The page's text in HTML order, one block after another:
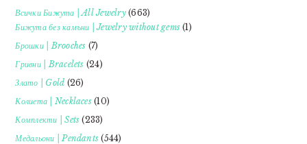
Всички Бижута | All Jewelry(663)
Бижута без камъни | Jewelry without gems (1)
Брошки | Brooches (7)
Гривни | Bracelets (24)
Злато | Gold (26)
Колиета | Necklaces(10)
Комплекти | Sets (233)
Медальони | Pendants (544)